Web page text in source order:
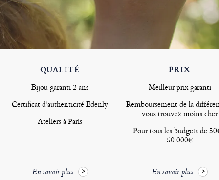
QUALITÉ
Bijou garanti 2 ans
Certificat d’authenticité Edenly
Ateliers à Paris
En savoir plus
PRIX
Meilleur prix garanti
Remboursement de la
vous trouvez moins cher
Pour tous les budgets de
50.000€
En savoir plus